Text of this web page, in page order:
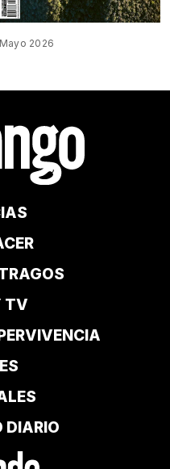
Mayo 2026
TV
DIARIO